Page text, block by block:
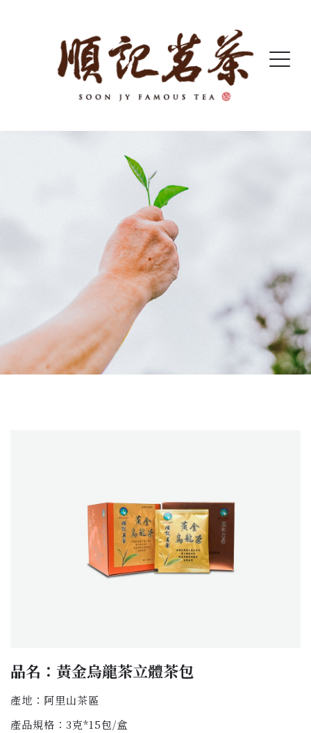
品名：黃金烏龍茶立體茶包
產地：阿里山茶區
產品規格：3克*15包/盒